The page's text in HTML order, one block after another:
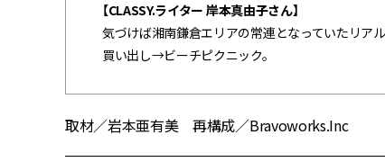
【CLASSY.ライター 岸本真由子さん】
気づけば湘南鎌倉エリアの常連となっていたリア
買い出し→ビーチピクニック。
取材／岩本亜有美 再構成／Bravoworks.Inc